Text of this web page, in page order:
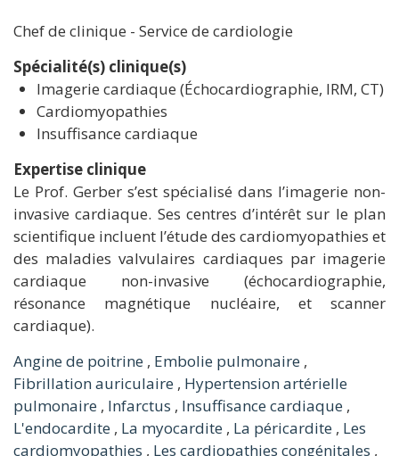
Chef de clinique - Service de cardiologie
Spécialité(s) clinique(s)
Imagerie cardiaque (Échocardiographie, IRM, CT)
Cardiomyopathies
Insuffisance cardiaque
Expertise clinique
Le Prof. Gerber s’est spécialisé dans l’imagerie non-
invasive cardiaque. Ses centres d’intérêt sur le plan
scientifique incluent l’étude des cardiomyopathies et
des maladies valvulaires cardiaques par imagerie
cardiaque non-invasive (échocardiographie,
résonance magnétique nucléaire, et scanner
cardiaque).
Angine de poitrine , Embolie pulmonaire ,
Fibrillation auriculaire , Hypertension artérielle
pulmonaire , Infarctus , Insuffisance cardiaque ,
L'endocardite , La myocardite , La péricardite , Les
cardiomyopathies , Les cardiopathies congénitales ,